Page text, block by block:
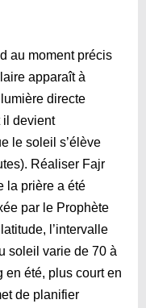
au moment précis
apparaît à
directe
il devient
le soleil s’élève
Réaliser Fajr
la prière a été
par le Prophète
soleil varie de 70 à
en été, plus court en
de planifier